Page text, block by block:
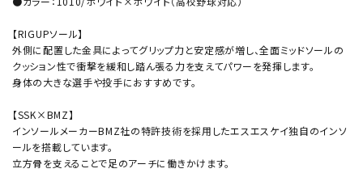
【RIGUPソール】
外側に配置した金具によってグリップ力と安定感が増し、全面ミッドソールの
クッション性で衝撃を緩和し踏ん張る力を支えてパワーを発揮します。
身体の大きな選手や投手におすすめです。
【SSK×BMZ】
インソールメーカーBMZ社の特許技術を採用したエスエスケイ独自のインソ
ールを搭載しています。
立方骨を支えることで足のアーチに働きかけます。